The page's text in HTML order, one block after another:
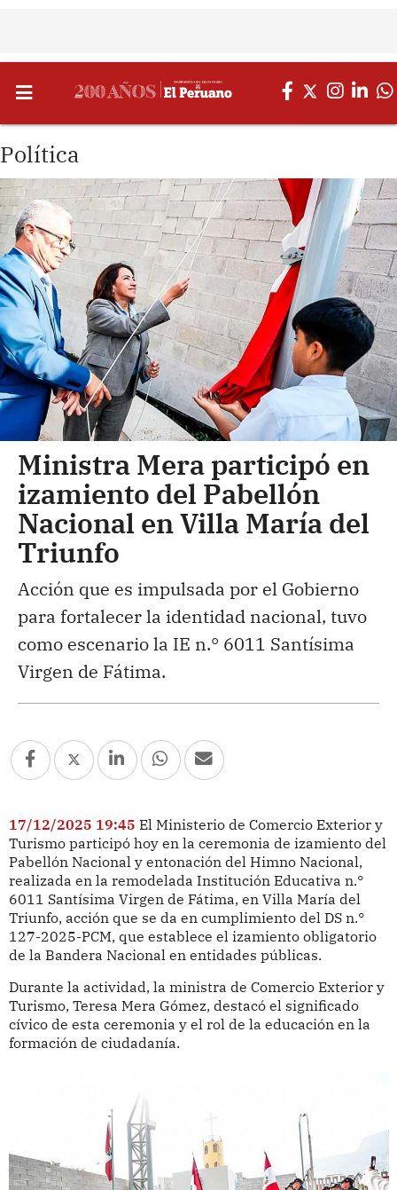
Política
Ministra Mera participó en
izamiento del Pabellón
Nacional en Villa María del
Triunfo
Acción que es impulsada por el Gobierno
para fortalecer la identidad nacional, tuvo
como escenario la IE n.° 6011 Santísima
Virgen de Fátima.
17/12/2025 19:45 El Ministerio de Comercio Exterior y
Turismo participó hoy en la ceremonia de izamiento del
Pabellón Nacional y entonación del Himno Nacional,
realizada en la remodelada Institución Educativa n.°
6011 Santísima Virgen de Fátima, en Villa María del
Triunfo, acción que se da en cumplimiento del DS n.°
127-2025-PCM, que establece el izamiento obligatorio
de la Bandera Nacional en entidades públicas.
Durante la actividad, la ministra de Comercio Exterior y
Turismo, Teresa Mera Gómez, destacó el significado
cívico de esta ceremonia y el rol de la educación en la
formación de ciudadanía.